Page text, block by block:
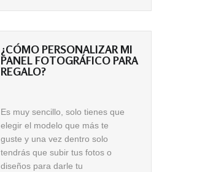
¿CÓMO PERSONALIZAR MI
PANEL FOTOGRÁFICO PARA
REGALO?
Es muy sencillo, solo tienes que
elegir el modelo que más te
guste y una vez dentro solo
tendrás que subir tus fotos o
diseños para darle tu